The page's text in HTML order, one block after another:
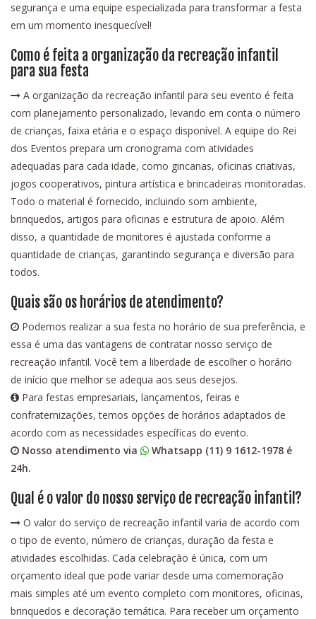
segurança e uma equipe especializada para transformar a festa
em um momento inesquecível!
Como é feita a organização da recreação infantil
para sua festa
A organização da recreação infantil para seu evento é feita
com planejamento personalizado, levando em conta o número
de crianças, faixa etária e o espaço disponível. A equipe do Rei
dos Eventos prepara um cronograma com atividades
adequadas para cada idade, como gincanas, oficinas criativas,
jogos cooperativos, pintura artística e brincadeiras monitoradas.
Todo o material é fornecido, incluindo som ambiente,
brinquedos, artigos para oficinas e estrutura de apoio. Além
disso, a quantidade de monitores é ajustada conforme a
quantidade de crianças, garantindo segurança e diversão para
todos.
Quais são os horários de atendimento?
Podemos realizar a sua festa no horário de sua preferência, e
essa é uma das vantagens de contratar nosso serviço de
recreação infantil. Você tem a liberdade de escolher o horário
de início que melhor se adequa aos seus desejos.
Para festas empresariais, lançamentos, feiras e
confraternizações, temos opções de horários adaptados de
acordo com as necessidades específicas do evento.
Nosso atendimento via
Whatsapp (11) 9 1612-1978 é
24h.
Qual é o valor do nosso serviço de recreação infantil?
O valor do serviço de recreação infantil varia de acordo com
o tipo de evento, número de crianças, duração da festa e
atividades escolhidas. Cada celebração é única, com um
orçamento ideal que pode variar desde uma comemoração
mais simples até um evento completo com monitores, oficinas,
brinquedos e decoração temática. Para receber um orçamento